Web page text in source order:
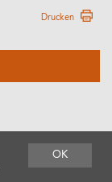
Drucken
OK